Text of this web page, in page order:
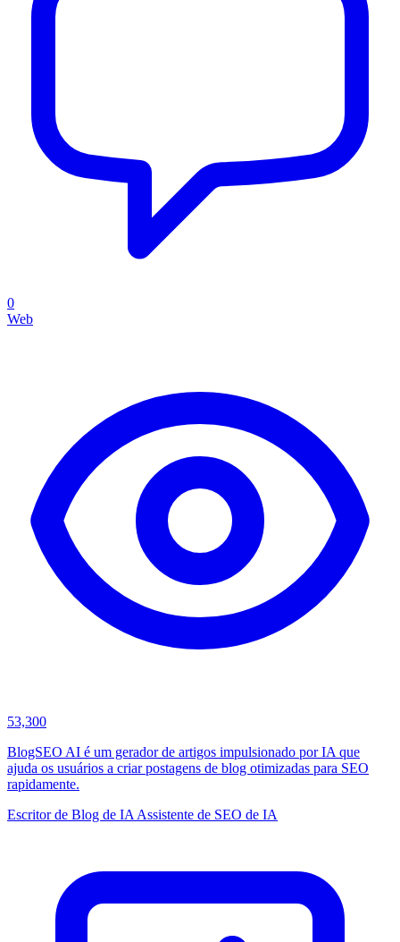
0
Web
53,300
BlogSEO AI é um gerador de artigos impulsionado por IA que
ajuda os usuários a criar postagens de blog otimizadas para SEO
rapidamente.
Escritor de Blog de IA Assistente de SEO de IA